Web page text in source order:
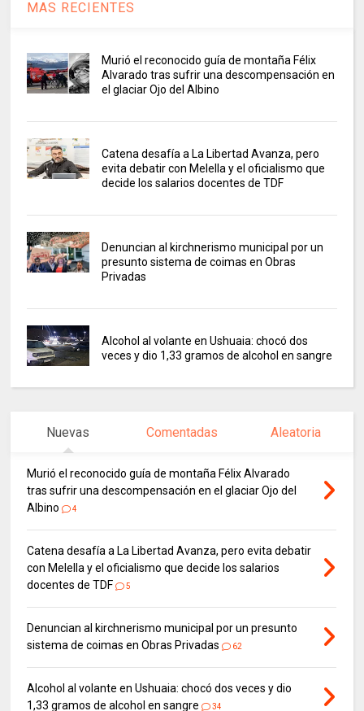
MAS RECIENTES
Murió el reconocido guía de montaña Félix
Alvarado tras sufrir una descompensación en
el glaciar Ojo del Albino
Catena desafía a La Libertad Avanza, pero
evita debatir con Melella y el oficialismo que
decide los salarios docentes de TDF
Denuncian al kirchnerismo municipal por un
presunto sistema de coimas en Obras
Privadas
Alcohol al volante en Ushuaia: chocó dos
veces y dio 1,33 gramos de alcohol en sangre
Nuevas Comentadas Aleatoria
Murió el reconocido guía de montaña Félix Alvarado
tras sufrir una descompensación en el glaciar Ojo del
Albino
4
Catena desafía a La Libertad Avanza, pero evita debatir
con Melella y el oficialismo que decide los salarios
docentes de TDF
5
Denuncian al kirchnerismo municipal por un presunto
sistema de coimas en Obras Privadas
62
Alcohol al volante en Ushuaia: chocó dos veces y dio
1,33 gramos de alcohol en sangre
34